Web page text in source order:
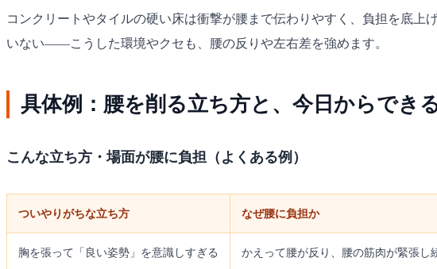
コンクリートやタイルの硬い床は衝撃が腰まで伝わりやすく、負担を底
いない——こうした環境やクセも、腰の反りや左右差を強めます。
具体例：腰を削る立ち方と、今日からでき
こんな立ち方・場面が腰に負担（よくある例）
ついやりがちな立ち方 なぜ腰に負担か
胸を張って「良い姿勢」を意識しすぎる かえって腰が反り、腰の筋肉が緊張し